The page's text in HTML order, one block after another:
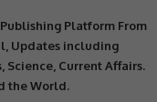
Platform From
Updates including
Science, Current Affairs.
the World.